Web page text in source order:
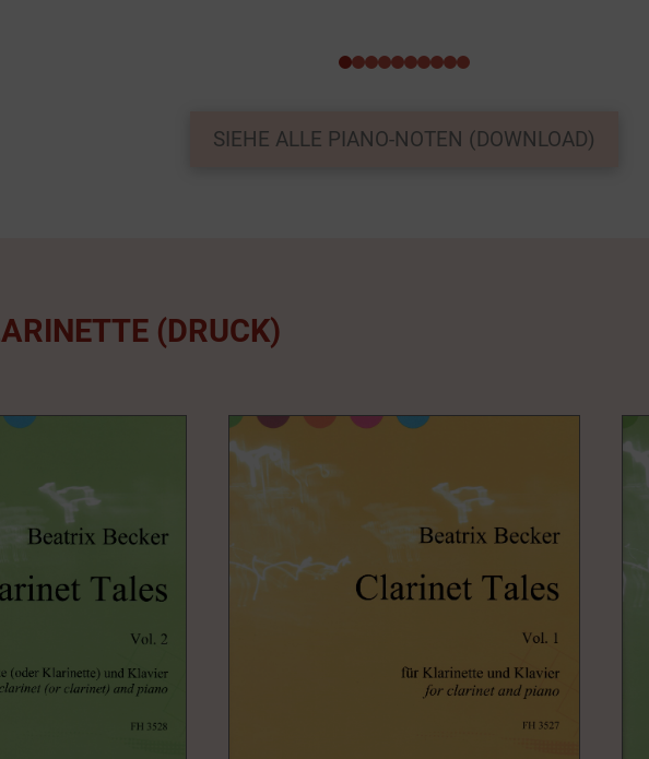
0123456789
SIEHE ALLE PIANO-NOTEN (DOWNLOAD)
(DRUCK)